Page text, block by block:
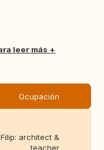
leer más
Ocupación
Filip: architect &
teacher